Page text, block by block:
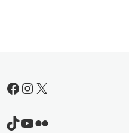
Facebook
Instagram
X
TikTok
YouTube
Flickr